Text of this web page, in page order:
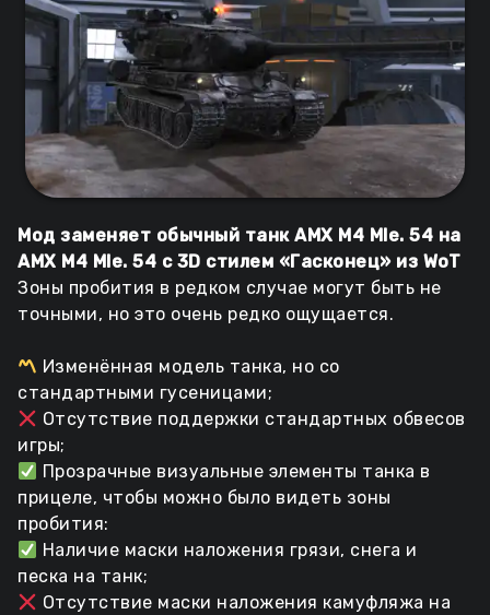
Мод заменяет обычный танк AMX M4 Mle. 54 на
AMX M4 Mle. 54 с 3D стилем «Гасконец» из WoT
Зоны пробития в редком случае могут быть не
точными, но это очень редко ощущается.
Изменённая модель танка, но со
стандартными гусеницами;
Отсутствие поддержки стандартных обвесов
игры;
Прозрачные визуальные элементы танка в
прицеле, чтобы можно было видеть зоны
пробития:
Наличие маски наложения грязи, снега и
песка на танк;
Отсутствие маски наложения камуфляжа на